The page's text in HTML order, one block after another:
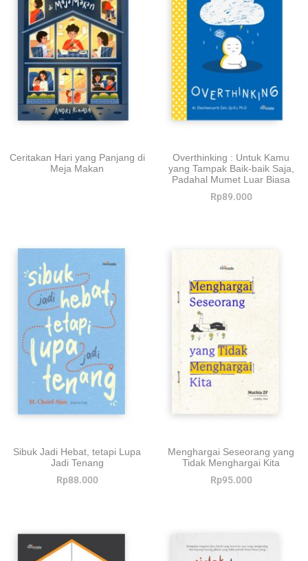
Ceritakan Hari yang Panjang di
Meja Makan
Overthinking : Untuk Kamu
yang Tampak Baik-baik Saja,
Padahal Mumet Luar Biasa
Rp89.000
Sibuk Jadi Hebat, tetapi Lupa
Jadi Tenang
Rp88.000
Menghargai Seseorang yang
Tidak Menghargai Kita
Rp95.000